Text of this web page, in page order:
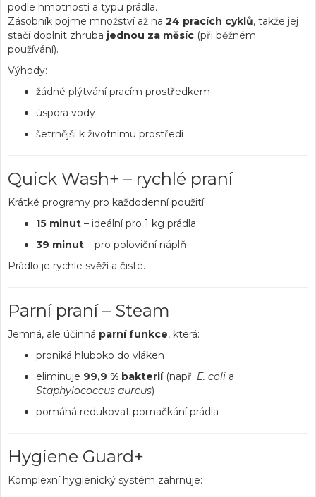
podle hmotnosti a typu prádla.
Zásobník pojme množství až na 24 pracích cyklů, takže jej
stačí doplnit zhruba jednou za měsíc (při běžném
používání).
Výhody:
žádné plýtvání pracím prostředkem
úspora vody
šetrnější k životnímu prostředí
Quick Wash+ – rychlé praní
Krátké programy pro každodenní použití:
15 minut – ideální pro 1 kg prádla
39 minut – pro poloviční náplň
Prádlo je rychle svěží a čisté.
Parní praní – Steam
Jemná, ale účinná parní funkce, která:
proniká hluboko do vláken
eliminuje 99,9 % bakterií(např. E. coli a
Staphylococcus aureus)
pomáhá redukovat pomačkání prádla
Hygiene Guard+
Komplexní hygienický systém zahrnuje: